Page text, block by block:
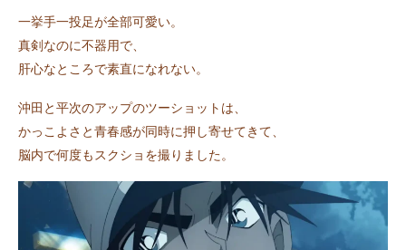
一挙手一投足が全部可愛い。
真剣なのに不器用で、
肝心なところで素直になれない。
沖田と平次のアップのツーショットは、
かっこよさと青春感が同時に押し寄せてきて、
脳内で何度もスクショを撮りました。